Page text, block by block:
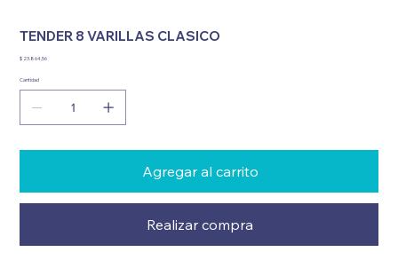
TENDER 8 VARILLAS CLASICO
Precio
$ 23.864,56
Cantidad
Agregar al carrito
Realizar compra